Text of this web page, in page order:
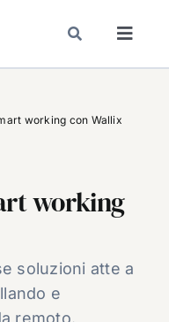
working con Wallix
working
soluzioni atte a
e
remoto.